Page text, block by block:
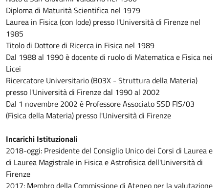
Diploma di Maturità Scientifica nel 1979
Laurea in Fisica (con lode) presso l'Università di Firenze nel
1985
Titolo di Dottore di Ricerca in Fisica nel 1989
Dal 1988 al 1990 è docente di ruolo di Matematica e Fisica nei
Licei
Ricercatore Universitario (B03X - Struttura della Materia)
presso l'Università di Firenze dal 1990 al 2002
Dal 1 novembre 2002 è Professore Associato SSD FIS/03
(Fisica della Materia) presso l'Università di Firenze
Incarichi Istituzionali
2018-oggi: Presidente del Consiglio Unico dei Corsi di Laurea e
di Laurea Magistrale in Fisica e Astrofisica dell'Università di
Firenze
2017: Membro della Commissione di Ateneo per la valutazione